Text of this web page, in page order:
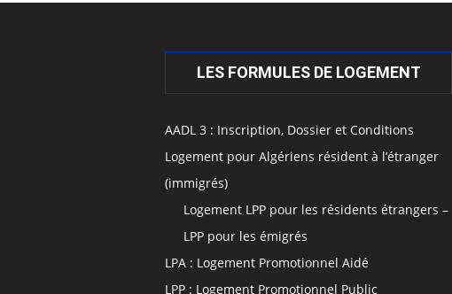
LES FORMULES DE LOGEMENT
AADL 3 : Inscription, Dossier et Conditions
Logement pour Algériens résident à l’étranger
(immigrés)
Logement LPP pour les résidents étrangers –
LPP pour les émigrés
LPA : Logement Promotionnel Aidé
LPP : Logement Promotionnel Public